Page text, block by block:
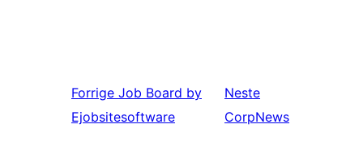
Forrige Job Board by
Ejobsitesoftware
Neste
CorpNews